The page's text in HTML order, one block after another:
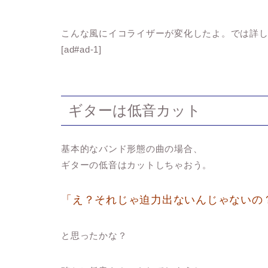
こんな風にイコライザーが変化したよ。では詳
[ad#ad-1]
ギターは低音カット
基本的なバンド形態の曲の場合、
ギターの低音はカット しちゃおう。
「え？それじゃ迫力出ないんじゃないの
と思ったかな？